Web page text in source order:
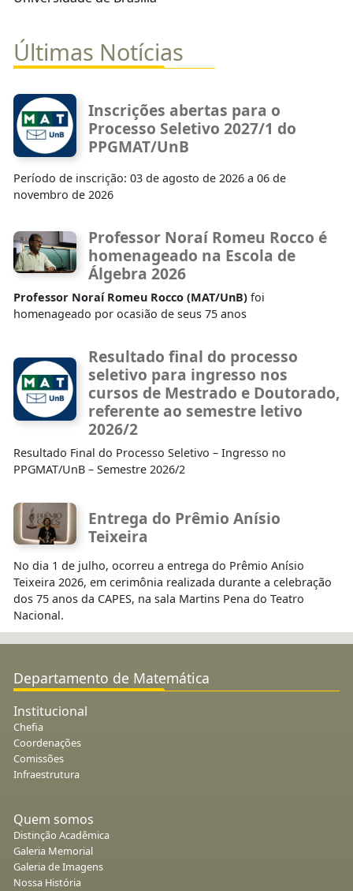
Últimas Notícias
Inscrições abertas para o
Processo Seletivo 2027/1 do
PPGMAT/UnB
Período de inscrição: 03 de agosto de 2026 a 06 de
novembro de 2026
Professor Noraí Romeu Rocco é
homenageado na Escola de
Álgebra 2026
Professor Noraí Romeu Rocco (MAT/UnB) foi
homenageado por ocasião de seus 75 anos
Resultado final do processo
seletivo para ingresso nos
cursos de Mestrado e Doutorado,
referente ao semestre letivo
2026/2
Resultado Final do Processo Seletivo – Ingresso no
PPGMAT/UnB – Semestre 2026/2
Entrega do Prêmio Anísio
Teixeira
No dia 1 de julho, ocorreu a entrega do Prêmio Anísio
Teixeira 2026, em cerimônia realizada durante a celebração
dos 75 anos da CAPES, na sala Martins Pena do Teatro
Nacional.
Departamento de Matemática
Institucional
Chefia
Coordenações
Comissões
Infraestrutura
Quem somos
Distinção Acadêmica
Galeria Memorial
Galeria de Imagens
Nossa História